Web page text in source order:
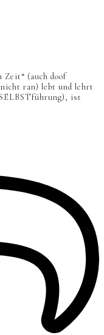
Zeit“ (auch doof
ran) lebt und lehrt
ist